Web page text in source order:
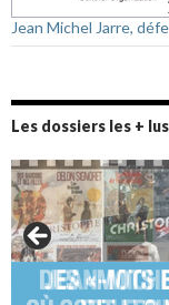
Jean Michel Jarre,
Les dossiers les + lus